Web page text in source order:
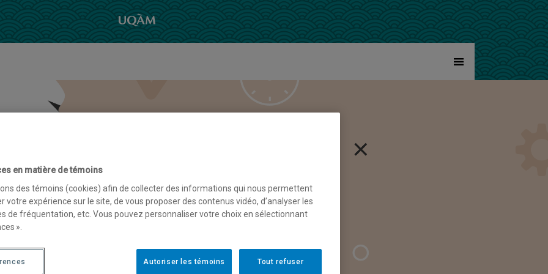
Menu
en matière de témoins
des témoins (cookies) afin de collecter des informations qui nous permettent
votre expérience sur le site, de vous proposer des contenus vidéo, d’analyser les
de fréquentation, etc. Vous pouvez personnaliser votre choix en sélectionnant
».
Tout refuser
Autoriser les témoins